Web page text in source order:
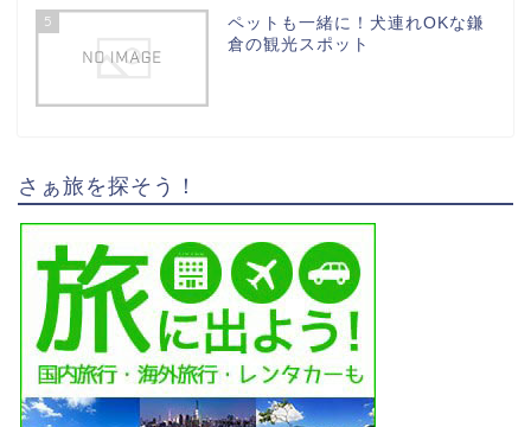
5
ペットも一緒に！犬連れOKな鎌
倉の観光スポット
さぁ旅を探そう！